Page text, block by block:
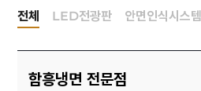
전체 LED전광판 안면인식시스템
함흥냉면 전문점